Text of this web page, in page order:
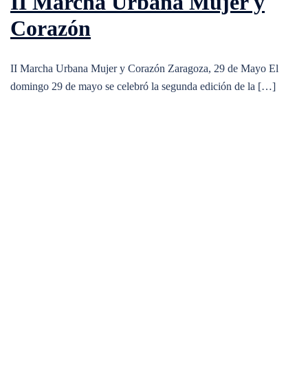
Corazón
II Marcha Urbana Mujer y Corazón Zaragoza, 29 de Mayo El
domingo 29 de mayo se celebró la segunda edición de la […]